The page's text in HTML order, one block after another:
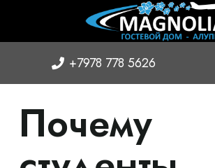
+7978 778 5626
Почему